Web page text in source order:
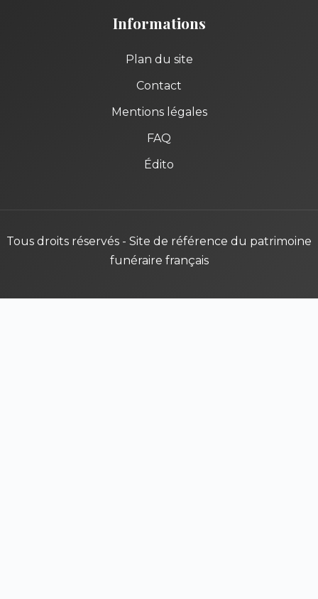
Informations
Plan du site
Contact
Mentions légales
FAQ
Édito
Tous droits réservés - Site de référence du patrimoine
funéraire français